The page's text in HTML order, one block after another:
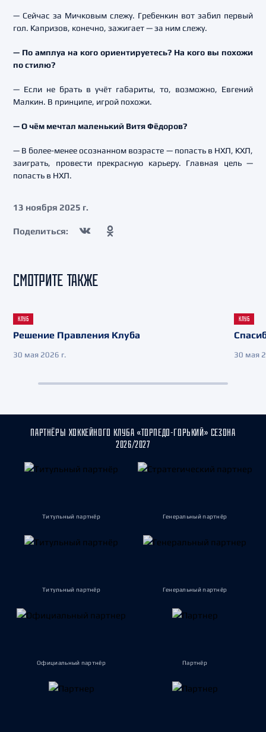
— Сейчас за Мичковым слежу. Гребенкин вот забил первый
гол. Капризов, конечно, зажигает — за ним слежу.
— По амплуа на кого ориентируетесь? На кого вы похожи
по стилю?
— Если не брать в учёт габариты, то, возможно, Евгений
Малкин. В принципе, игрой похожи.
— О чём мечтал маленький Витя Фёдоров?
— В более-менее осознанном возрасте — попасть в НХЛ, КХЛ,
заиграть, провести прекрасную карьеру. Главная цель —
попасть в НХЛ.
13 ноября 2025 г.
Поделиться:
СМОТРИТЕ ТАКЖЕ
КЛУБ
Решение Правления Клуба
30 мая 2026 г.
КЛУБ
30 мая
ПАРТНЁРЫ ХОККЕЙНОГО КЛУБА «ТОРПЕДО-ГОРЬКИЙ» СЕЗОНА
2026/2027
Титульный партнёр Генеральный партнёр
Титульный партнёр Генеральный партнёр
Официальный партнёр Партнёр